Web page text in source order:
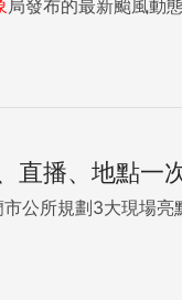
局發布的最新颱風動
直播、地點一
公所規劃3大現場